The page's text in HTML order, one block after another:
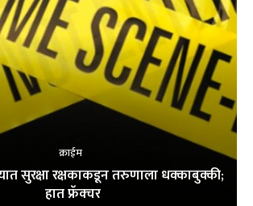
क्राईम
सुरक्षा रक्षकाकडून तरुणाला धक्काबुक्की;
हात फ्रॅक्चर